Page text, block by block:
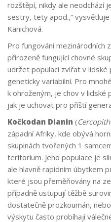
rozštěpí, nikdy ale neodchází
sestry, tety apod.,“ vysvětluje
Kanichová.
Pro fungování mezinárodních
přirozeně fungující chovné
udržet populaci zvířat v lidské
geneticky variabilní. Pro
k ohroženým, je chov v lidské
jak je uchovat pro příští
Kočkodan Dianin (
západní Afriky, kde obývá
skupinách tvořených 1
teritorium. Jeho populace je
ale hlavně rapidním úbytkem
které jsou přeměňovány na
případně ustupují těžbě
dostatečně prozkoumán,
výskytu často probíhají